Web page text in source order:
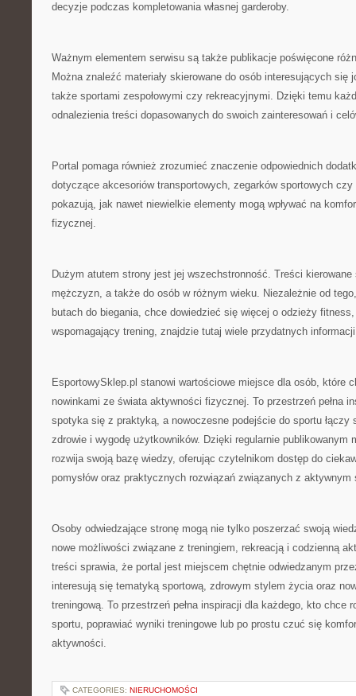
decyzje podczas kompletowania własnej garderoby.
Ważnym elementem serwisu są także publikacje poświęcone
Można znaleźć materiały skierowane do osób interesujących się
także sportami zespołowymi czy rekreacyjnymi. Dzięki temu
odnalezienia treści dopasowanych do swoich zainteresowań i
Portal pomaga również zrozumieć znaczenie odpowiednich
dotyczące akcesoriów transportowych, zegarków sportowych
pokazują, jak nawet niewielkie elementy mogą wpływać na
fizycznej.
Dużym atutem strony jest jej wszechstronność. Treści
mężczyzn, a także do osób w różnym wieku. Niezależnie od
butach do biegania, chce dowiedzieć się więcej o odzieży
wspomagający trening, znajdzie tutaj wiele przydatnych
EsportowySklep.pl stanowi wartościowe miejsce dla osób, które
nowinkami ze świata aktywności fizycznej. To przestrzeń pełna
spotyka się z praktyką, a nowoczesne podejście do sportu łączy
zdrowie i wygodę użytkowników. Dzięki regularnie publikowanym
rozwija swoją bazę wiedzy, oferując czytelnikom dostęp do
pomysłów oraz praktycznych rozwiązań związanych z
Osoby odwiedzające stronę mogą nie tylko poszerzać swoją
nowe możliwości związane z treningiem, rekreacją i codzienną
treści sprawia, że portal jest miejscem chętnie odwiedzanym
interesują się tematyką sportową, zdrowym stylem życia oraz
treningową. To przestrzeń pełna inspiracji dla każdego, kto chce
sportu, poprawiać wyniki treningowe lub po prostu czuć się
aktywności.
CATEGORIES: NIERUCHOMOŚCI